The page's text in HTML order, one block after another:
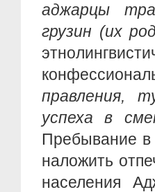
аджарцы
грузин (их
правления,
успеха в
Пребывание в
наложить
населения